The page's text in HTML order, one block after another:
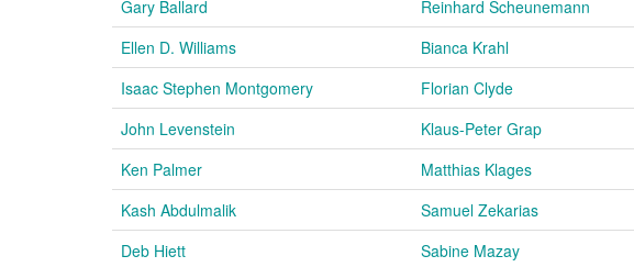
Gary Ballard
Reinhard Scheunemann
Ellen D. Williams
Bianca Krahl
Isaac Stephen Montgomery
Florian Clyde
John Levenstein
Klaus-Peter Grap
Ken Palmer
Matthias Klages
Kash Abdulmalik
Samuel Zekarias
Deb Hiett
Sabine Mazay